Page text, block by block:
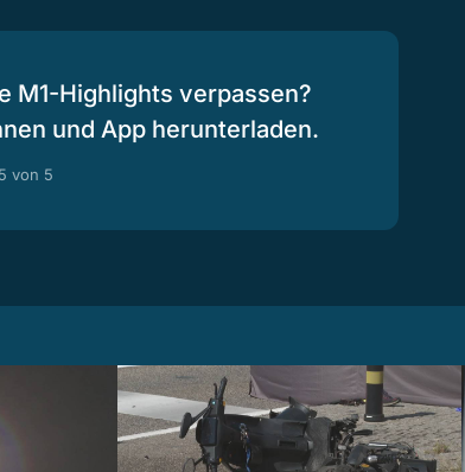
M1-Highlights verpassen?
und App herunterladen.
von 5